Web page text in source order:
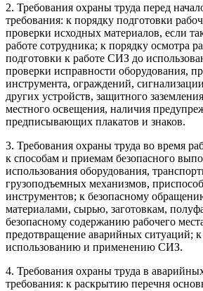
2. Требования охраны труда перед
требования: к порядку подготовки
проверки исходных материалов, если
работе сотрудника; к порядку осмотра
подготовки к работе СИЗ до
проверки исправности оборудования,
инструмента, ограждений,
других устройств, защитного
местного освещения, наличия
предписывающих плакатов и знаков.
3. Требования охраны труда во время
к способам и приемам безопасного
использования оборудования,
грузоподъемных механизмов,
инструментов; к безопасному
материалами, сырью, заготовкам,
безопасному содержанию рабочего
предотвращение аварийных ситуаций;
использованию и применению СИЗ.
4. Требования охраны труда в
требования: к раскрытию перечня